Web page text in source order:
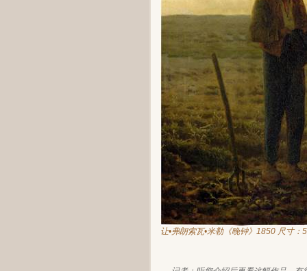
让•弗朗索瓦•米勒《晚钟》1850 尺寸：